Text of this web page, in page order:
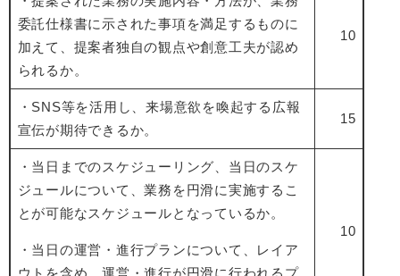
委託仕様書に示された事項を満足するものに
加えて、提案者独自の観点や創意工夫が認め
られるか。
10
・SNS等を活用し、来場意欲を喚起する広報
宣伝が期待できるか。
15
・当日までのスケジューリング、当日のスケ
ジュールについて、業務を円滑に実施するこ
とが可能なスケジュールとなっているか。
・当日の運営・進行プランについて、レイア
ウトを含め、運営・進行が円滑に行われるプ
10